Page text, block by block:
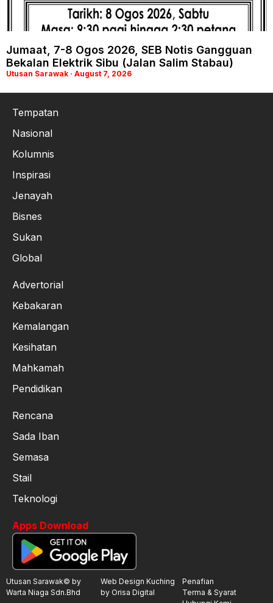
Jumaat, 7-8 Ogos 2026, SEB Notis Gangguan
Bekalan Elektrik Sibu (Jalan Salim Stabau)
Utusan Sarawak August 7, 2026
Tempatan
Nasional
Kolumnis
Inspirasi
Jenayah
Bisnes
Sukan
Global
Advertorial
Kebakaran
Kemalangan
Kesihatan
Mahkamah
Pendidikan
Rencana
Sada Iban
Semasa
Stail
Teknologi
Apps Download
Utusan Sarawak© by
Warta Niaga Sdn.Bhd
Web Design Kuching
by Orisa Digital
Penafian
Terma & Syarat